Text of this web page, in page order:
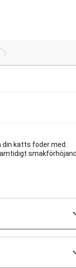
katts foder med.